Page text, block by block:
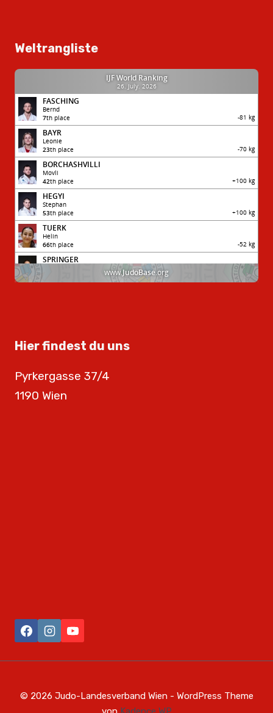
Weltrangliste
Hier findest du uns
Pyrkergasse 37/4
1190 Wien
© 2026 Judo-Landesverband Wien - WordPress Theme